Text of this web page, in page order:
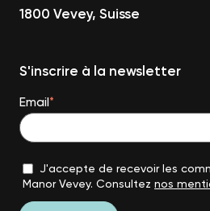
1800 Vevey, Suisse
S'inscrire à la newsletter
Email*
J'accepte de recevoir les
Manor Vevey. Consultez nos